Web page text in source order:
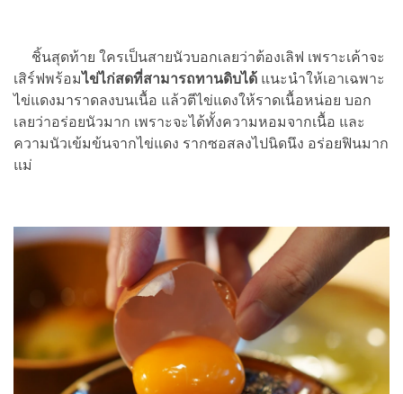
ชิ้นสุดท้าย ใครเป็นสายนัวบอกเลยว่าต้องเลิฟ เพราะเค้าจะ
เสิร์ฟพร้อมไข่ไก่สดที่สามารถทานดิบได้ แนะนำให้เอาเฉพาะ
ไข่แดงมาราดลงบนเนื้อ แล้วตีไข่แดงให้ราดเนื้อหน่อย บอก
เลยว่าอร่อยนัวมาก เพราะจะได้ทั้งความหอมจากเนื้อ และ
ความนัวเข้มข้นจากไข่แดง รากซอสลงไปนิดนึง อร่อยฟินมาก
แม่